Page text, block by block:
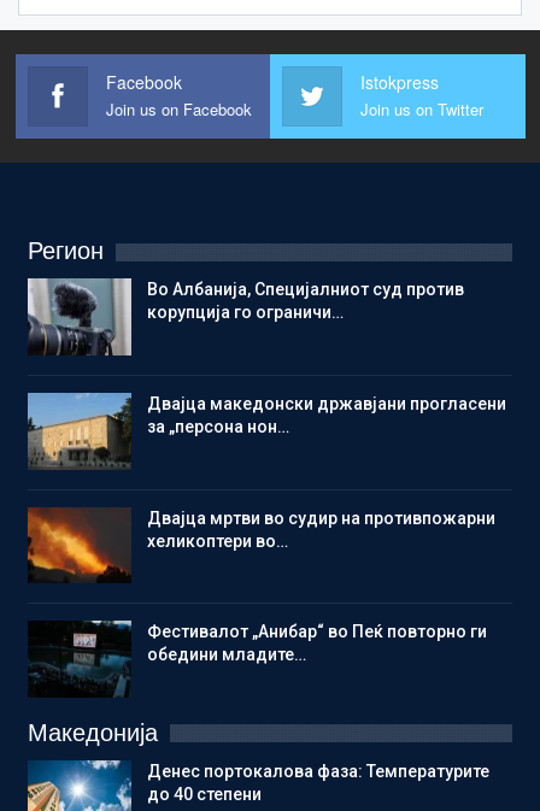
Facebook
Join us on Facebook
Istokpress
Join us on Twitter
Регион
Во Албанија, Специјалниот суд против
корупција го ограничи…
Двајца македонски државјани прогласени
за „персона нон…
Двајца мртви во судир на противпожарни
хеликоптери во…
Фестивалот „Анибар“ во Пеќ повторно ги
обедини младите…
Македонија
Денес портокалова фаза: Температурите
до 40 степени